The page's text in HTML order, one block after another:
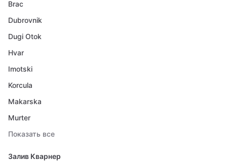
Brac
Dubrovnik
Dugi Otok
Hvar
Imotski
Korcula
Makarska
Murter
Показать все
Залив Кварнер